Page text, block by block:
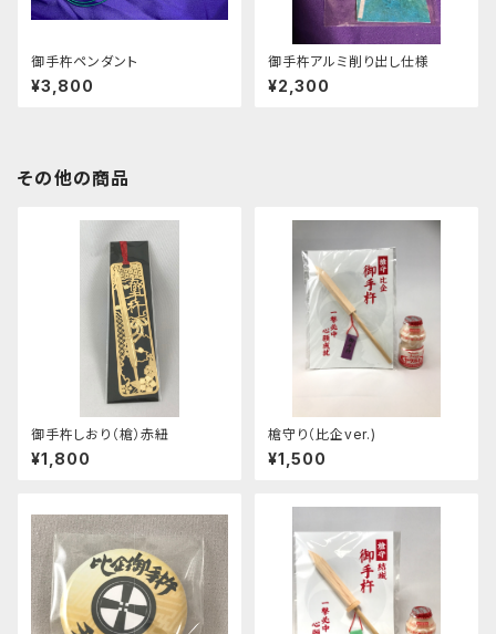
御手杵ペンダント
¥3,800
御手杵アルミ削り出し仕様
¥2,300
その他の商品
御手杵しおり（槍）赤紐
¥1,800
槍守り（比企ver.)
¥1,500